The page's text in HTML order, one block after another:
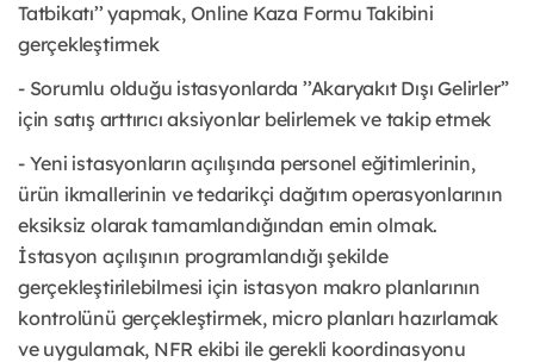
Tatbikatı’’ yapmak, Online Kaza Formu Takibini
gerçekleştirmek
- Sorumlu olduğu istasyonlarda ’’Akaryakıt Dışı Gelirler”
için satış arttırıcı aksiyonlar belirlemek ve takip etmek
- Yeni istasyonların açılışında personel eğitimlerinin,
ürün ikmallerinin ve tedarikçi dağıtım operasyonlarının
eksiksiz olarak tamamlandığından emin olmak.
İstasyon açılışının programlandığı şekilde
gerçekleştirilebilmesi için istasyon makro planlarının
kontrolünü gerçekleştirmek, micro planları hazırlamak
ve uygulamak, NFR ekibi ile gerekli koordinasyonu